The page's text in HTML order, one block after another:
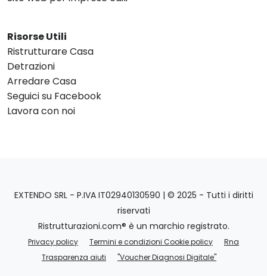
Risorse Utili
Ristrutturare Casa
Detrazioni
Arredare Casa
Seguici su Facebook
Lavora con noi
EXTENDO SRL - P.IVA IT02940130590 | © 2025 - Tutti i diritti
riservati
Ristrutturazioni.com® è un marchio registrato.
Privacy policy Termini e condizioni Cookie policy
Rna
Trasparenza aiuti
"Voucher Diagnosi Digitale"